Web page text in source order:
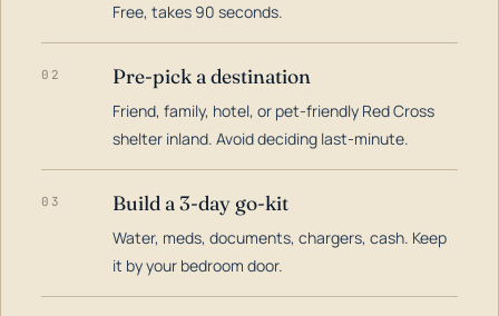
Free, takes 90 seconds.
02 Pre-pick a destination
Friend, family, hotel, or pet-friendly Red Cross
shelter inland. Avoid deciding last-minute.
03 Build a 3-day go-kit
Water, meds, documents, chargers, cash. Keep
it by your bedroom door.